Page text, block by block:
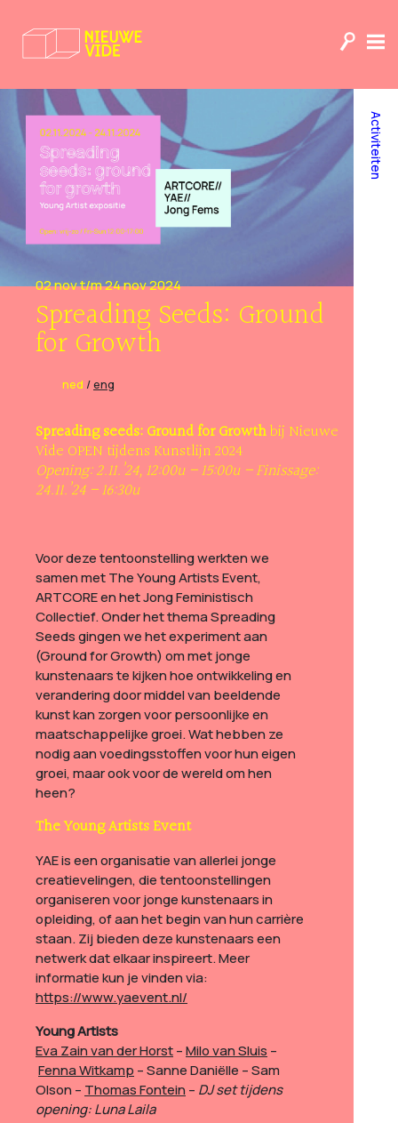
02 nov t/m 24 nov 2024
Spreading Seeds: Ground
for Growth
ned /eng
Spreading seeds: Ground for Growthbij Nieuwe
Vide OPEN tijdens Kunstlijn 2024
Opening:2.11.’24, 12:00u – 15:00u – Finissage:
24.11.’24 – 16:30u
Voor deze tentoonstelling werkten we
samen met The Young Artists Event,
ARTCORE en het Jong Feministisch
Collectief. Onder het thema Spreading
Seeds gingen we het experiment aan
(Ground for Growth) om met jonge
kunstenaars te kijken hoe ontwikkeling en
verandering door middel van beeldende
kunst kan zorgen voor persoonlijke en
maatschappelijke groei. Wat hebben ze
nodig aan voedingsstoffen voor hun eigen
groei, maar ook voor de wereld om hen
heen?
The Young Artists Event
YAE is een organisatie van allerlei jonge
creatievelingen, die tentoonstellingen
organiseren voor jonge kunstenaars in
opleiding, of aan het begin van hun carrière
staan. Zij bieden deze kunstenaars een
netwerk dat elkaar inspireert.Meer
informatie kun je vinden via:
https://www.yaevent.nl/
Young Artists
Eva Zain van der Horst–Milo van Sluis –
Fenna Witkamp – Sanne Daniëlle – Sam
Olson – Thomas Fontein– DJ set tijdens
opening: Luna Laila
Activiteiten